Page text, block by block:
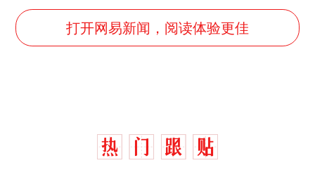
打开网易新闻，阅读体验更佳